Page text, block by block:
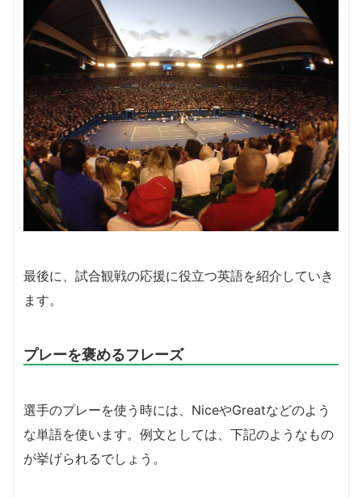
最後に、試合観戦の応援に役立つ英語を紹介していき
ます。
プレーを褒めるフレーズ
選手のプレーを使う時には、NiceやGreatなどのよう
な単語を使います。例文としては、下記のようなもの
が挙げられるでしょう。